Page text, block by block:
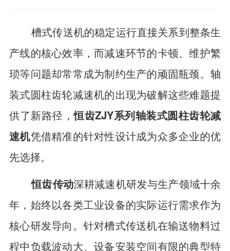
a
t
i
o
n
槽式传送机的稳定运行直接关系到整条生
产线的核心效率，而减速环节的卡顿、维护繁
琐等问题却常常成为制约生产的顽固瓶颈。轴
装式圆柱齿轮减速机的出现为破解这些难题提
供了新路径，恒齿ZJY系列轴装式圆柱齿轮减
速机凭借精准的针对性设计成为众多企业的优
先选择。
恒齿传动深耕减速机研发与生产领域十余
年，始终以各类工业设备的实际运行需求作为
核心研发导向。针对槽式传送机在输送物料过
程中负载波动大、设备安装空间有限的典型特